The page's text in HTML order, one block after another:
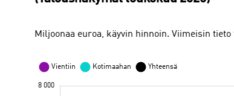
Miljoonaa euroa, käyvin hinnoin. Viimeisin